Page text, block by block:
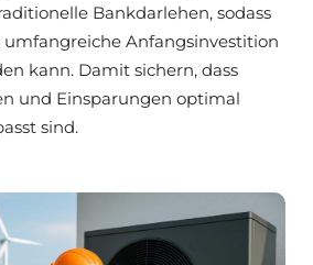
Bankdarlehen, sodass
umfangreiche Anfangsinvestition
kann. Damit sichern, dass
und Einsparungen optimal
sind.